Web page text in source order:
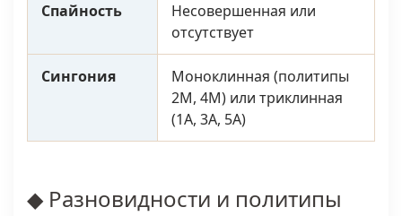
Спайность
Несовершенная или
отсутствует
Сингония
Моноклинная (политипы
2M, 4M) или триклинная
(1A, 3A, 5A)
◆ Разновидности и политипы